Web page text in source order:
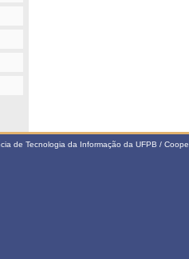
de Tecnologia da Informação da UFPB /